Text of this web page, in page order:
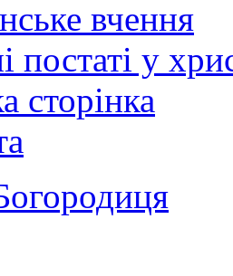
вчення
постаті у
сторінка